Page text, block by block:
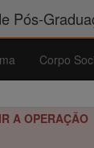
Pós-
Corpo
A OPERAÇÃO